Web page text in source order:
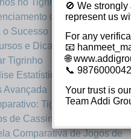
de Banca: A Chave
o Sucesso
e Dicas Adicionais para
Tigrinho
Estatística: Uma
Avançada
Tigrinho versus
de Cassino
Comparativa de Jogos de
🚫 We
represent us
For any
📧
🌐
📞 9876000042
Your trust is
Team Addi